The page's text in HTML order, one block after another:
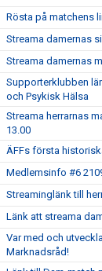
Rösta på matchens
Streama damernas
Streama damernas
Supporterklubben
och Psykisk Hälsa
Streama herrarnas
13.00
ÄFFs första
Medlemsinfo #6
Streaminglänk till
Länk att streama
Var med och
Marknadsråd!